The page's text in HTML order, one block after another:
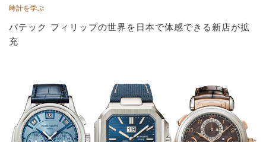
時計を学ぶ
パテック フィリップの世界を日本で体感できる新店が拡
充